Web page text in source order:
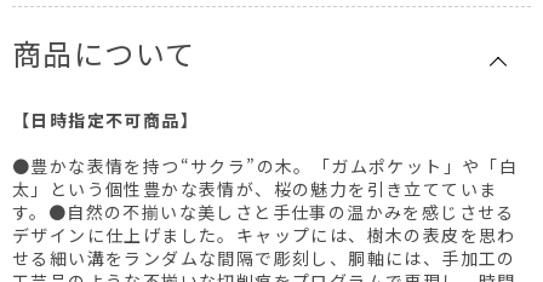
商品について
【日時指定不可商品】
●豊かな表情を持つ“サクラ”の木。「ガムポケット」や「白
太」という個性豊かな表情が、桜の魅力を引き立てていま
す。●自然の不揃いな美しさと手仕事の温かみを感じさせる
デザインに仕上げました。キャップには、樹木の表皮を思わ
せる細い溝をランダムな間隔で彫刻し、胴軸には、手加工の